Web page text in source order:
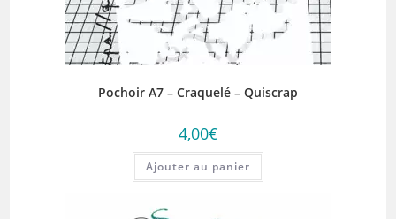
Pochoir A7 – Craquelé – Quiscrap
4,00€
Ajouter au panier